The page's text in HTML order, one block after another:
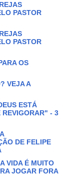
PASTOR
PASTOR
OS
VEJA A
ESTÁ
REVIGORAR" - 3
DE FELIPE
VIDA É MUITO
JOGAR FORA